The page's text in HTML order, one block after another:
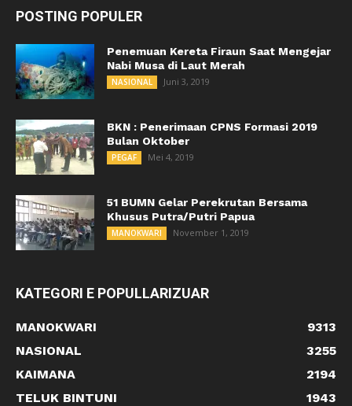
POSTING POPULER
Penemuan Kereta Firaun Saat Mengejar
Nabi Musa di Laut Merah
NASIONAL Juni 3, 2019
BKN : Penerimaan CPNS Formasi 2019
Bulan Oktober
PEGAF Mei 4, 2019
51 BUMN Gelar Perekrutan Bersama
Khusus Putra/Putri Papua
MANOKWARI November 1, 2019
KATEGORI E POPULLARIZUAR
MANOKWARI
9313
NASIONAL
3255
KAIMANA
2194
TELUK BINTUNI
1943